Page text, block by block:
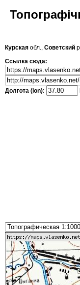
Курская обл., Советский
Ссылка сюда:
Долгота (lon):